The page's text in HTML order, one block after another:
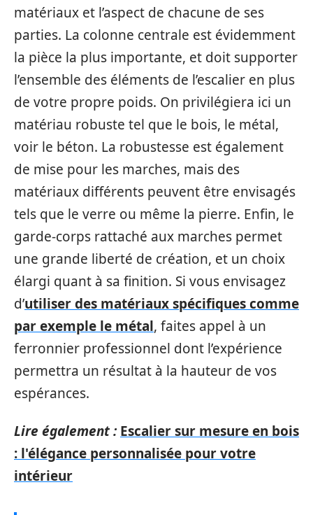
matériaux et l’aspect de chacune de ses
parties. La colonne centrale est évidemment
la pièce la plus importante, et doit supporter
l’ensemble des éléments de l’escalier en plus
de votre propre poids. On privilégiera ici un
matériau robuste tel que le bois, le métal,
voir le béton. La robustesse est également
de mise pour les marches, mais des
matériaux différents peuvent être envisagés
tels que le verre ou même la pierre. Enfin, le
garde-corps rattaché aux marches permet
une grande liberté de création, et un choix
élargi quant à sa finition. Si vous envisagez
d’utiliser des matériaux spécifiques comme
par exemple le métal, faites appel à un
ferronnier professionnel dont l’expérience
permettra un résultat à la hauteur de vos
espérances.
Lire également : Escalier sur mesure en bois
: l'élégance personnalisée pour votre
intérieur